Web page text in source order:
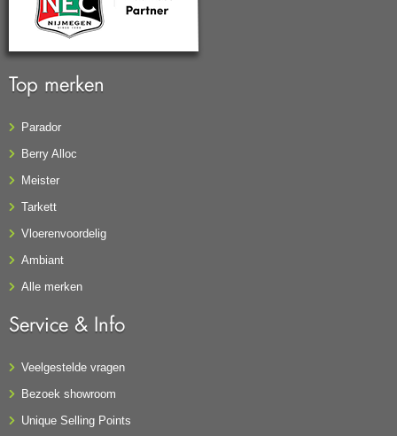
Top merken
Parador
Berry Alloc
Meister
Tarkett
Vloerenvoordelig
Ambiant
Alle merken
Service & Info
Veelgestelde vragen
Bezoek showroom
Unique Selling Points